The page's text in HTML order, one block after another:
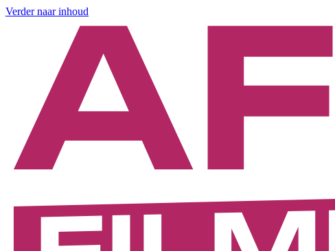
Verder naar inhoud